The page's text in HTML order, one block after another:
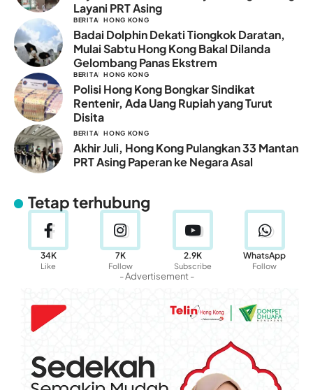
Layani PRT Asing
BERITA HONG KONG
Badai Dolphin Dekati Tiongkok Daratan,
Mulai Sabtu Hong Kong Bakal Dilanda
Gelombang Panas Ekstrem
BERITA HONG KONG
Polisi Hong Kong Bongkar Sindikat
Rentenir, Ada Uang Rupiah yang Turut
Disita
BERITA HONG KONG
Akhir Juli, Hong Kong Pulangkan 33 Mantan
PRT Asing Paperan ke Negara Asal
Tetap terhubung
34K
Like
7K
Follow
2.9K
Subscribe
WhatsApp
Follow
- Advertisement -